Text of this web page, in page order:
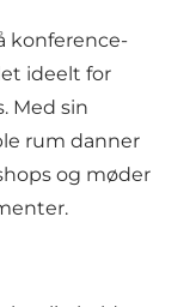
konference-
ideelt for
Med sin
rum danner
og møder